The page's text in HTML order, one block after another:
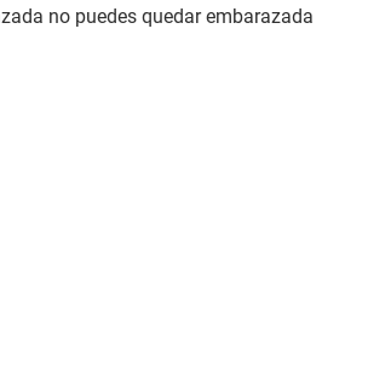
no puedes quedar embarazada